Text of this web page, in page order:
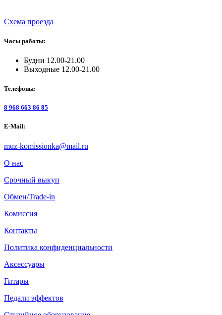
Схема проезда
Часы работы:
Будни 12.00-21.00
Выходные 12.00-21.00
Телефоны:
8 968 663 86 85
E-Mail:
muz-komissionka@mail.ru
О нас
Срочный выкуп
Обмен/Trade-in
Комиссия
Контакты
Политика конфиденциальности
Аксессуары
Гитары
Педали эффектов